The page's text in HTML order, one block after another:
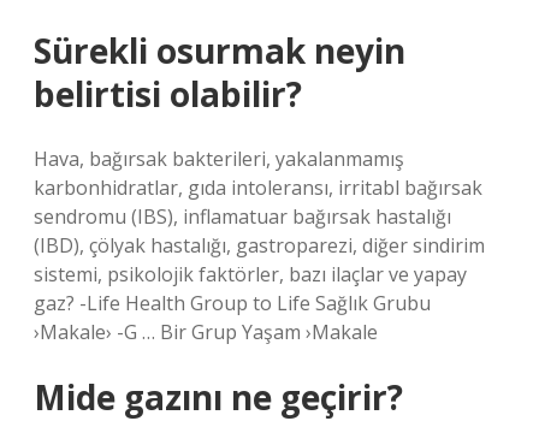
Sürekli osurmak neyin
belirtisi olabilir?
Hava, bağırsak bakterileri, yakalanmamış
karbonhidratlar, gıda intoleransı, irritabl bağırsak
sendromu (IBS), inflamatuar bağırsak hastalığı
(IBD), çölyak hastalığı, gastroparezi, diğer sindirim
sistemi, psikolojik faktörler, bazı ilaçlar ve yapay
gaz? -Life Health Group to Life Sağlık Grubu
›Makale› -G … Bir Grup Yaşam ›Makale
Mide gazını ne geçirir?